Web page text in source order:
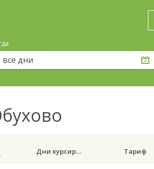
все дни
Дни курсирования Тариф